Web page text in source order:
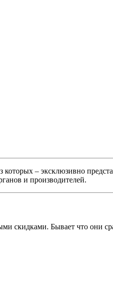
которых – эксклюзивно
и производителей.
скидками. Бывает что они